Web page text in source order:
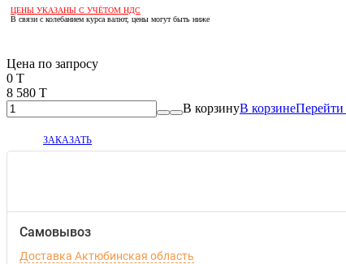
ЦЕНЫ УКАЗАНЫ С УЧЁТОМ НДС
В связи с колебанием курса валют, цены могут быть ниже
Цена по запросу
0 T
8 580 T
В корзинуВ корзинеПерейти
ЗАКАЗАТЬ
Самовывоз
Доставка Актюбинская область